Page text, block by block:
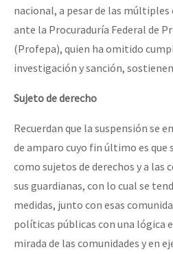
nacional, a pesar de las múltiples
ante la Procuraduría Federal de
(Profepa), quien ha omitido
investigación y sanción,
Sujeto de derecho
Recuerdan que la suspensión se
de amparo cuyo fin último es que
como sujetos de derechos y a las
sus guardianas, con lo cual se
medidas, junto con esas
políticas públicas con una lógica
mirada de las comunidades y en